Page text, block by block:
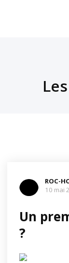
ROC-
10 mai
Un
?